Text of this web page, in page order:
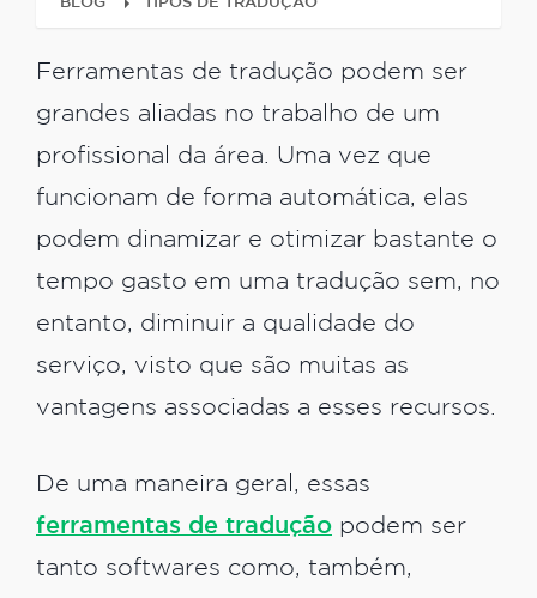
Ferramentas de tradução podem ser
grandes aliadas no trabalho de um
profissional da área. Uma vez que
funcionam de forma automática, elas
podem dinamizar e otimizar bastante o
tempo gasto em uma tradução sem, no
entanto, diminuir a qualidade do
serviço, visto que são muitas as
vantagens associadas a esses recursos.
De uma maneira geral, essas
ferramentas de tradução podem ser
tanto softwares como, também,